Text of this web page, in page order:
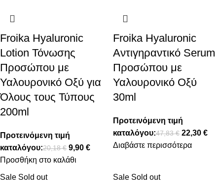
Froika Hyaluronic
Lotion Τόνωσης
Προσώπου με
Υαλουρονικό Οξύ για
Όλους τους Τύπους
200ml
Προτεινόμενη τιμή
καταλόγου:20,18€ 9,90 €
Προσθήκη στο καλάθι
Froika Hyaluronic
Αντιγηραντικό Serum
Προσώπου με
Υαλουρονικό Οξύ
30ml
Προτεινόμενη τιμή
καταλόγου:47,83€ 22,30 €
Διαβάστε περισσότερα
Sale Sold out Sale Sold out